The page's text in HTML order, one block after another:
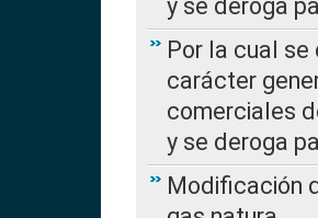
y se deroga
Por la cual
carácter
comerciales
y se deroga
Modificación